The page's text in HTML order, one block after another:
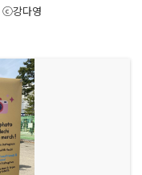
ⓒ강다영